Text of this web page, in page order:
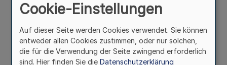
Gesetz
Cookie-Einstellungen
Auf dieser Seite werden Cookies verwendet. Sie können
entweder allen Cookies zustimmen, oder nur solchen,
die für die Verwendung der Seite zwingend erforderlich
sind. Hier finden Sie die Datenschutzerklärung